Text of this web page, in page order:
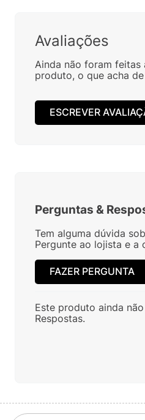
Avaliações
Ainda não foram feitas
produto, o que acha
ESCREVER
Perguntas &
Tem alguma dúvida
Pergunte ao lojista e a
FAZER PERGUNTA
Este produto ainda
Respostas.